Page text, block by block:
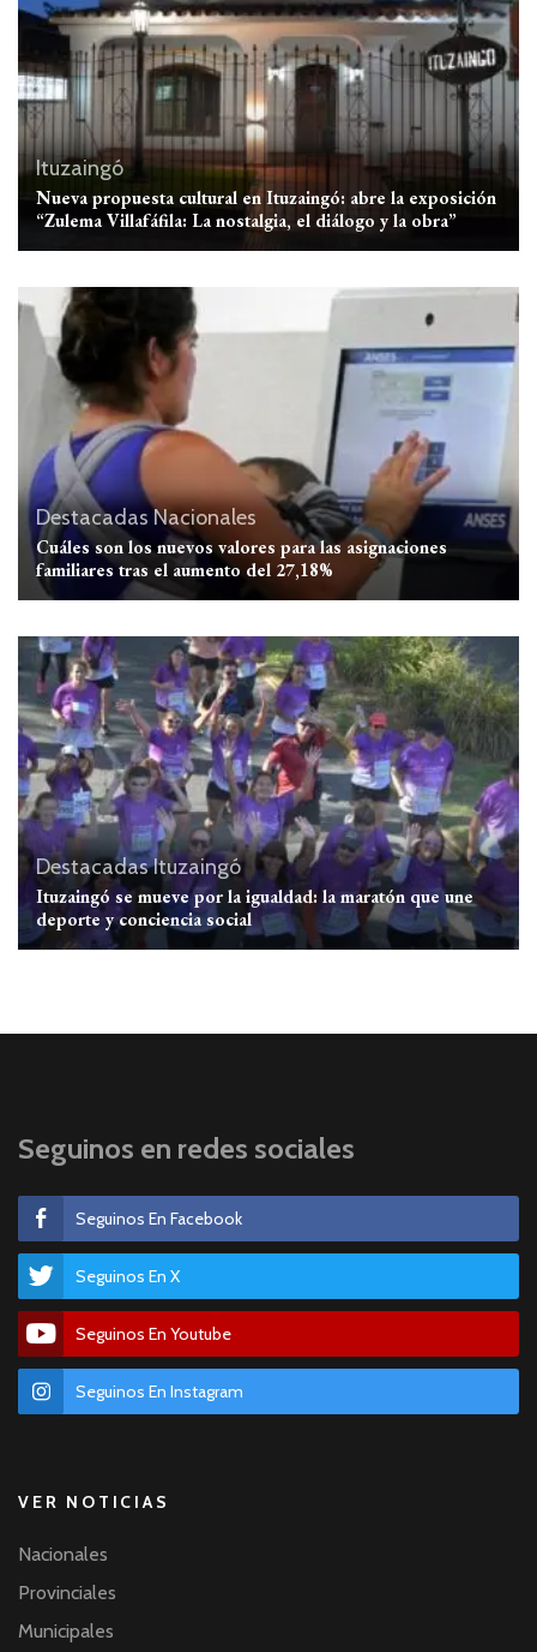
Ituzaingó
Nueva propuesta cultural en Ituzaingó: abre la exposición
“Zulema Villafáfila: La nostalgia, el diálogo y la obra”
Destacadas Nacionales
Cuáles son los nuevos valores para las asignaciones
familiares tras el aumento del 27,18%
DestacadasItuzaingó
Ituzaingó se mueve por la igualdad: la maratón que une
deporte y conciencia social
Seguinos en redes sociales
Seguinos En Facebook
Seguinos En X
Seguinos En Youtube
Seguinos En Instagram
VER NOTICIAS
Nacionales
Provinciales
Municipales